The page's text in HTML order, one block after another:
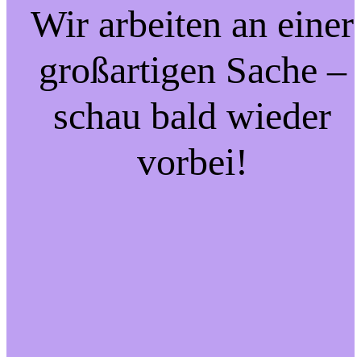
Wir arbeiten an einer
großartigen Sache –
schau bald wieder
vorbei!